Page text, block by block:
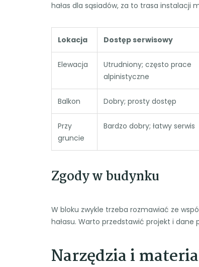
hałas dla sąsiadów, za to trasa instalacji
Lokacja Dostęp serwisowy
Elewacja
Utrudniony; często prace
alpinistyczne
Balkon Dobry; prosty dostęp
Przy
gruncie
Bardzo dobry; łatwy serwis
Zgody w budynku
W bloku zwykle trzeba rozmawiać ze
hałasu. Warto przedstawić projekt i
Narzędzia i